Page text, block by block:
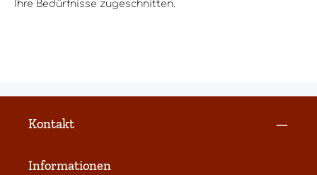
Ihre Bedürfnisse zugeschnitten.
Kontakt
Informationen